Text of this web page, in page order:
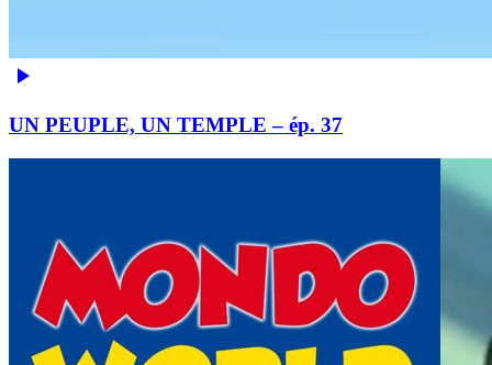
UN PEUPLE, UN TEMPLE – ép. 37